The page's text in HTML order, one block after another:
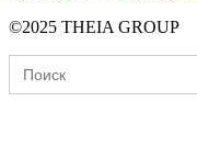
©2025 THEIA GROUP
Search
for: